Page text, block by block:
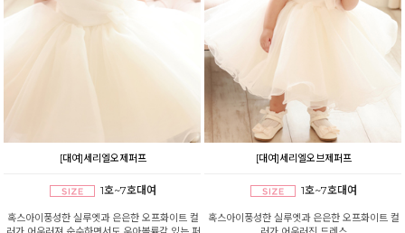
[대여]세리엘오제퍼프
1호~7호대여
혹스아이풍성한 실루엣과 은은한 오프화이트 컬
[대여]세리엘오브제퍼프
1호~7호대여
혹스아이풍성한 실루엣과 은은한 오프화이트 컬